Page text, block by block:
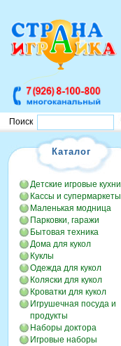
Поиск
Каталог
Детские игровые кухни
Кассы и супермаркеты
Маленькая модница
Парковки, гаражи
Бытовая техника
Дома для кукол
Куклы
Одежда для кукол
Коляски для кукол
Кроватки для кукол
Игрушечная посуда и
продукты
Наборы доктора
Игровые наборы